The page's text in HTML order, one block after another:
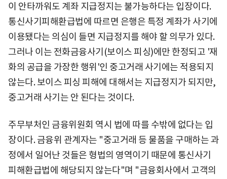
이 안타까워도 계좌 지급정지는 불가능하다는 입장이다.
통신사기피해환급법에 따르면 은행은 특정 계좌가 사기에
이용됐다는 의심이 들면 지급정지를 해야 할 의무가 있다.
그러나 이는 전화금융사기(보이스 피싱)에만 한정되고 '재
화의 공급을 가장한 행위'인 중고거래 사기에는 적용되지
않는다. 보이스 피싱 피해에 대해서는 지급정지가 되지만,
중고거래 사기는 안 된다는 것이다.
주무부처인 금융위원회 역시 법에 따를 수밖에 없다는 입
장이다. 금융위 관계자는 "중고거래 등 물품을 구매하는 과
정에서 일어난 것들은 형법의 영역이기 때문에 통신사기
피해환급법에 해당되지 않는다"며 "금융회사에서 고객의